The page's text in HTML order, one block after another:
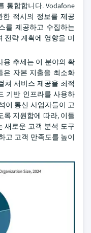
통합합니다. Vodafone
한 적시의 정보를 제공
를 제공하고 수집하는
전략 계획에 영향을 미
용 추세는 이 분야의 확
은 자본 지출을 최소화
쳐 서비스 제공을 최적
기반 인프라를 사용하
이 통신 사업자들이 고
록 지원함에 따라, 이들
새로운 고객 분석 도구
고 고객 만족도를 높이